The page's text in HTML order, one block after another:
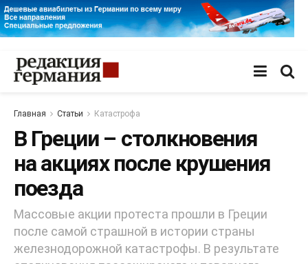
Главная Статьи Катастрофа
В Греции – столкновения
на акциях после крушения
поезда
Массовые акции протеста прошли в Греции
после самой страшной в истории страны
железнодорожной катастрофы. В результате